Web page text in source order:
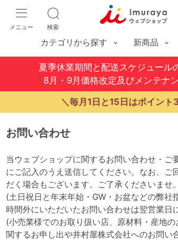
検索
メニュー
カテゴリから探す 新商品
夏季休業期間と配送スケジュール
8月・9月価格改定及びメンテナ
＼毎月1日と15日はポイント
お問い合わせ
当ウェブショップに関するお問い合わせ・ご
にご記入のうえ送信してください。なお、ご
だく場合もございます。ご了承くださいませ。
(土日祝日と年末年始・GW・お盆などの弊社
時間外にいただいたお問い合わせは翌営業日
(小売業様でのお取り扱い店、原材料・産地
関するお申し出や井村屋株式会社へのお問い